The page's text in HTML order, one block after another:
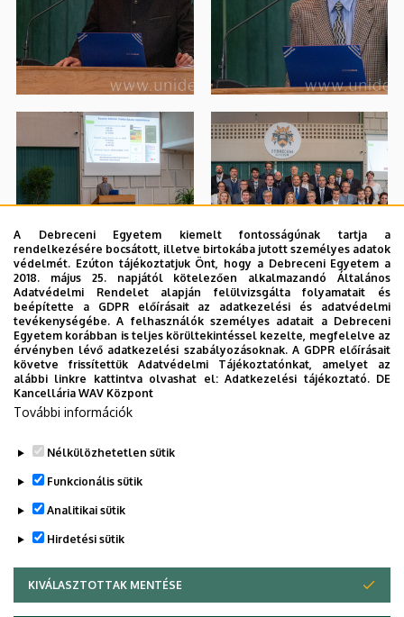
A Debreceni Egyetem kiemelt fontosságúnak tartja a
rendelkezésére bocsátott, illetve birtokába jutott személyes adatok
védelmét. Ezúton tájékoztatjuk Önt, hogy a Debreceni Egyetem a
2018. május 25. napjától kötelezően alkalmazandó Általános
Adatvédelmi Rendelet alapján felülvizsgálta folyamatait és
beépítette a GDPR előírásait az adatkezelési és adatvédelmi
tevékenységébe. A felhasználók személyes adatait a Debreceni
Egyetem korábban is teljes körültekintéssel kezelte, megfelelve az
érvényben lévő adatkezelési szabályozásoknak. A GDPR előírásait
követve frissítettük Adatvédelmi Tájékoztatónkat, amelyet az
alábbi linkre kattintva olvashat el:Adatkezelési tájékoztató. DE
Kancellária WAV Központ
További információk
Nélkülözhetetlen sütik
Funkcionális sütik
Analitikai sütik
Hirdetési sütik
KIVÁLASZTOTTAK MENTÉSE
WITHDRAW CONSENT